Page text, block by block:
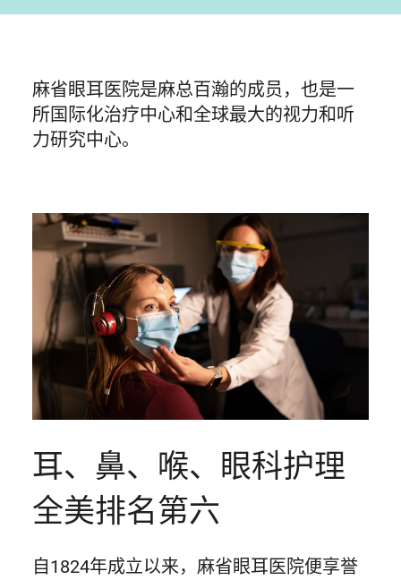
麻省眼耳医院是麻总百瀚的成员，也是一
所国际化治疗中心和全球最大的视力和听
力研究中心。
耳、鼻、喉、眼科护理
全美排名第六
自1824年成立以来，麻省眼耳医院便享誉